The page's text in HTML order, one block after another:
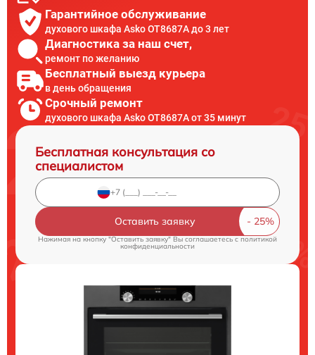
Гарантийное обслуживание
духового шкафа Asko OT8687A до 3 лет
Диагностика за наш счет,
ремонт по желанию
Бесплатный выезд курьера
в день обращения
Срочный ремонт
духового шкафа Asko OT8687A от 35 минут
Бесплатная консультация со
специалистом
Оставить заявку
Нажимая на кнопку "Оставить заявку" Вы соглашаетесь cполитикой
конфиденциальности